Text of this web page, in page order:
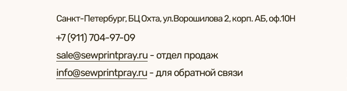
Санкт-Петербург, БЦ Охта, ул.Ворошилова 2, корп. АБ, оф.10Н
+7 (911) 704-97-09
sale@sewprintpray.ru - отдел продаж
info@sewprintpray.ru - для обратной связи